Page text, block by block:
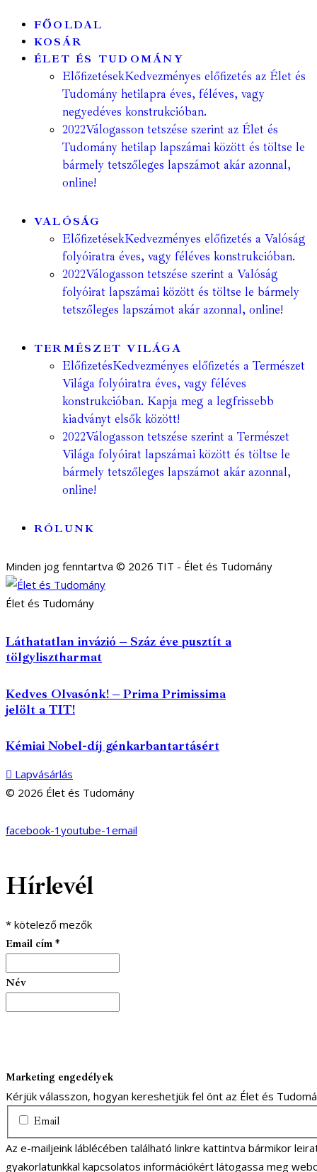
FŐOLDAL
KOSÁR
ÉLET ÉS TUDOMÁNY
ElőfizetésekKedvezményes előfizetés az Élet és
Tudomány hetilapra éves, féléves, vagy
negyedéves konstrukcióban.
2022Válogasson tetszése szerint az Élet és
Tudomány hetilap lapszámai között és töltse le
bármely tetszőleges lapszámot akár azonnal,
online!
VALÓSÁG
ElőfizetésekKedvezményes előfizetés a Valóság
folyóiratra éves, vagy féléves konstrukcióban.
2022Válogasson tetszése szerint a Valóság
folyóirat lapszámai között és töltse le bármely
tetszőleges lapszámot akár azonnal, online!
TERMÉSZET VILÁGA
ElőfizetésKedvezményes előfizetés a Természet
Világa folyóiratra éves, vagy féléves
konstrukcióban. Kapja meg a legfrissebb
kiadványt elsők között!
2022Válogasson tetszése szerint a Természet
Világa folyóirat lapszámai között és töltse le
bármely tetszőleges lapszámot akár azonnal,
online!
RÓLUNK
Minden jog fenntartva © 2026 TIT - Élet és Tudomány
Élet és Tudomány
Láthatatlan invázió – Száz éve pusztít a
tölgylisztharmat
Kedves Olvasónk! – Prima Primissima
jelölt a TIT!
Kémiai Nobel-díj génkarbantartásért
Lapvásárlás
© 2026 Élet és Tudomány
facebook-1 youtube-1 email
Hírlevél
* kötelező mezők
Email cím *
Név
Marketing engedélyek
Kérjük válasszon, hogyan kereshetjük fel önt az Élet és
Email
Az e-mailjeink láblécében található linkre kattintva bármikor
gyakorlatunkkal kapcsolatos információkért látogassa meg